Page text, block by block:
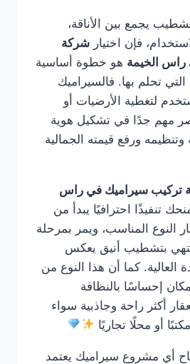
يجمع بين الأناقة،
فإن اختيار شركة
الخيمة هو خطوة أساسية
تحلم بها. فالسيراميك
لتغطية الأرضيات أو
مهم جدًا في تشكيل هوية
وتنظيمه ورفع قيمته الجمالية
تركيب سيراميك في راس
تنفيذًا احترافيًا يبدأ من
النوع المناسب، ويمر بمرحلة
بتشطيب أنيق يعكس
العالية. كما أن هذا النوع من
إحساسًا بالنظافة
أكثر راحة وجاذبية سواء
أو محلًا تجاريًا
أي مشروع سيراميك يعتمد